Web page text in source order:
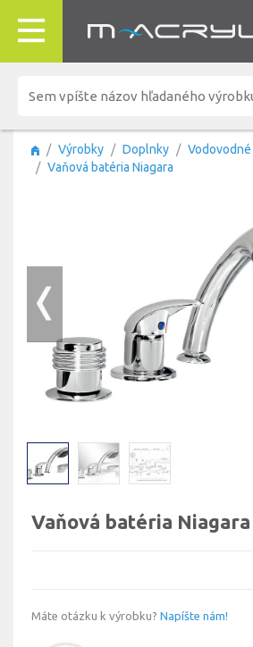
Výrobky Doplnky
Vaňová batéria Niagara
Vaňová batéria Niagara
Máte otázku k výrobku? Napíšte nám!